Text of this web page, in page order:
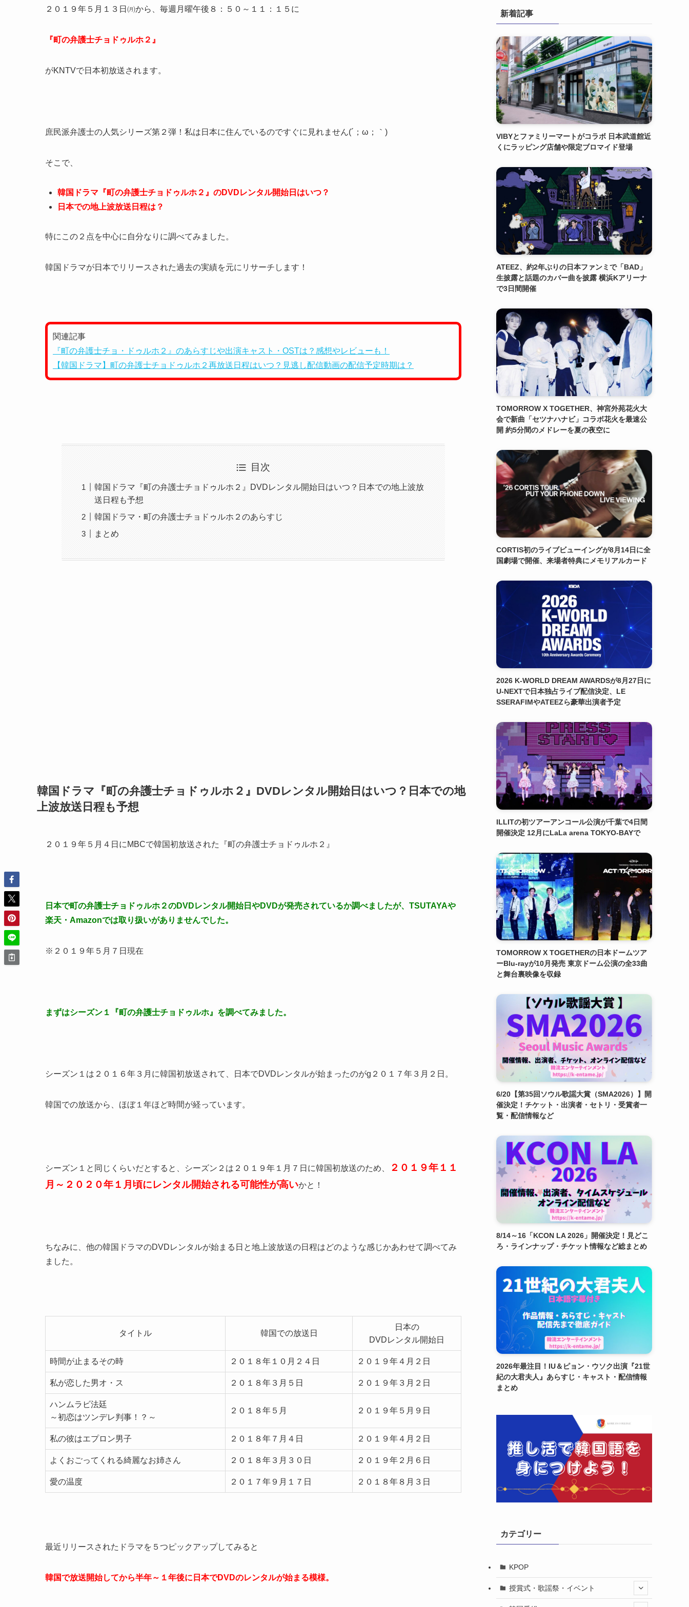
２０１９年５月１３日㈪から、毎週月曜午後８：５０～１１：１５に
『町の弁護士チョドゥルホ２』
がKNTVで日本初放送されます。
庶民派弁護士の人気シリーズ第２弾！私は日本に住んでいるのですぐに見れません(´；ω；｀)
そこで、
韓国ドラマ『町の弁護士チョドゥルホ２』のDVDレンタル開始日はいつ？
日本での地上波放送日程は？
特にこの２点を中心に自分なりに調べてみました。
韓国ドラマが日本でリリースされた過去の実績を元にリサーチします！
関連記事
『町の弁護士チョ・ドゥルホ２』のあらすじや出演キャスト・OSTは？感想やレビューも！
【韓国ドラマ】町の弁護士チョドゥルホ２再放送日程はいつ？見逃し配信動画の配信予定時期は？
目次
韓国ドラマ『町の弁護士チョドゥルホ２』DVDレンタル開始日はいつ？日本での地上波放
送日程も予想
韓国ドラマ・町の弁護士チョドゥルホ２のあらすじ
まとめ
韓国ドラマ『町の弁護士チョドゥルホ２』DVDレンタル開始日はいつ？日本での地
上波放送日程も予想
２０１９年５月４日にMBCで韓国初放送された『町の弁護士チョドゥルホ２』
日本で町の弁護士チョドゥルホ２のDVDレンタル開始日やDVDが発売されているか調べましたが、TSUTAYAや
楽天・Amazonでは取り扱いがありませんでした。
※２０１９年５月７日現在
まずはシーズン１『町の弁護士チョドゥルホ』を調べてみました。
シーズン１は２０１６年３月に韓国初放送されて、日本でDVDレンタルが始まったのがg２０１７年３月２日。
韓国での放送から、ほぼ１年ほど時間が経っています。
シーズン１と同じくらいだとすると、シーズン２は２０１９年１月７日に韓国初放送のため、
２０１９年１１
月～２０２０年１月頃にレンタル開始される可能性が高いかと！
ちなみに、他の韓国ドラマのDVDレンタルが始まる日と地上波放送の日程はどのような感じかあわせて調べてみ
ました。
タイトル 韓国での放送日
日本の
DVDレンタル開始日
時間が止まるその時 ２０１８年１０月２４日 ２０１９年４月２日
私が恋した男オ・ス ２０１８年３月５日 ２０１９年３月２日
ハンムラビ法廷
～初恋はツンデレ判事！？～
２０１８年５月 ２０１９年５月９日
私の彼はエプロン男子 ２０１８年７月４日 ２０１９年４月２日
よくおごってくれる綺麗なお姉さん ２０１８年３月３０日 ２０１９年２月６日
愛の温度 ２０１７年９月１７日 ２０１８年８月３日
最近リリースされたドラマを５つピックアップしてみると
韓国で放送開始してから半年～１年後に日本でDVDのレンタルが始まる模様。
新着記事
VIBYとファミリーマートがコラボ 日本武道館近
くにラッピング店舗や限定ブロマイド登場
ATEEZ、約2年ぶりの日本ファンミで「BAD」
生披露と話題のカバー曲を披露 横浜Kアリーナ
で3日間開催
TOMORROW X TOGETHER、神宮外苑花火大
会で新曲「セツナハナビ」コラボ花火を最速公
開 約5分間のメドレーを夏の夜空に
CORTIS初のライブビューイングが8月14日に全
国劇場で開催、来場者特典にメモリアルカード
2026 K-WORLD DREAM AWARDSが8月27日に
U-NEXTで日本独占ライブ配信決定、LE
SSERAFIMやATEEZら豪華出演者予定
ILLITの初ツアーアンコール公演が千葉で4日間
開催決定 12月にLaLa arena TOKYO-BAYで
TOMORROW X TOGETHERの日本ドームツア
ーBlu-rayが10月発売 東京ドーム公演の全33曲
と舞台裏映像を収録
6/20【第35回ソウル歌謡大賞（SMA2026）】開
催決定！チケット・出演者・セトリ・受賞者一
覧・配信情報など
8/14～16「KCON LA 2026」開催決定！見どこ
ろ・ラインナップ・チケット情報など総まとめ
2026年最注目！IU＆ピョン・ウソク出演『21世
紀の大君夫人』あらすじ・キャスト・配信情報
まとめ
カテゴリー
KPOP
授賞式・歌謡祭・イベント